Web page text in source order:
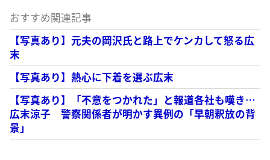
おすすめ関連記事
【写真あり】元夫の岡沢氏と路上でケンカして怒る広
末
【写真あり】熱心に下着を選ぶ広末
【写真あり】「不意をつかれた」と報道各社も嘆き…
広末涼子 警察関係者が明かす異例の「早朝釈放の背
景」